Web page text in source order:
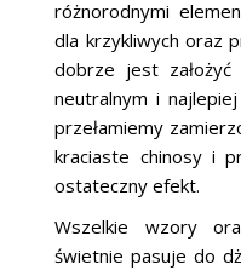
różnorodnymi
dla krzykliwych oraz
dobrze jest
neutralnym i
przełamiemy
kraciaste chinosy i
ostateczny efekt.
Wszelkie wzory
świetnie pasuje do